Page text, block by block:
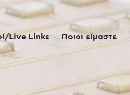
Live Links Ποιοι είμαστε